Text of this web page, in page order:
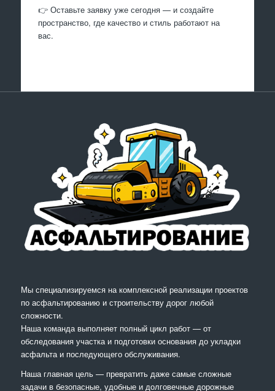
👉 Оставьте заявку уже сегодня — и создайте
пространство, где качество и стиль работают на
вас.
Мы специализируемся на комплексной реализации проектов
по асфальтированию и строительству дорог любой
сложности.
Наша команда выполняет полный цикл работ — от
обследования участка и подготовки основания до укладки
асфальта и последующего обслуживания.
Наша главная цель — превратить даже самые сложные
задачи в безопасные, удобные и долговечные дорожные